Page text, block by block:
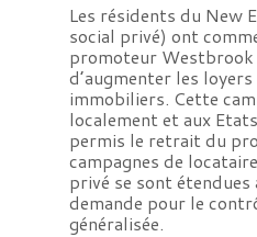
Les résidents du New
social privé) ont
promoteur Westbrook
d’augmenter les
immobiliers. Cette
localement et aux
permis le retrait du
campagnes de
privé se sont
demande pour le
généralisée.